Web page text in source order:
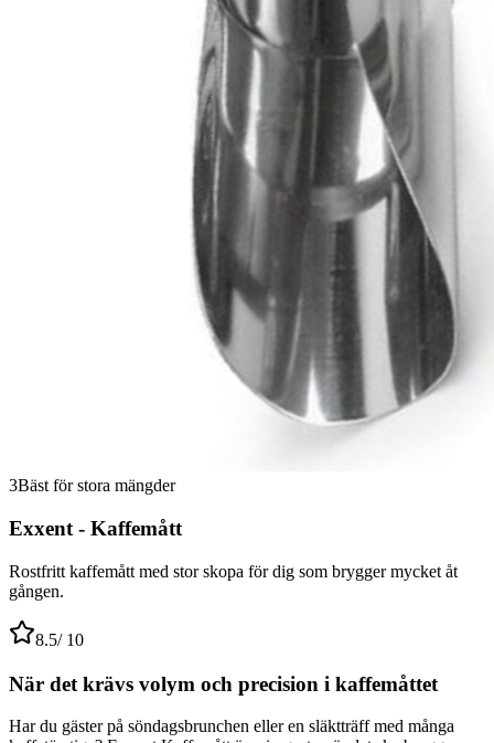
3Bäst för stora mängder
Exxent - Kaffemått
Rostfritt kaffemått med stor skopa för dig som brygger mycket åt
gången.
8.5/ 10
När det krävs volym och precision i kaffemåttet
Har du gäster på söndagsbrunchen eller en släktträff med många